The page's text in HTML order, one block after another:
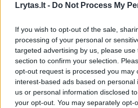
Lrytas.lt - Do Not Process My
If you wish to opt-out of the sale,
processing of your personal or
targeted advertising by us, please
section to confirm your selection.
opt-out request is processed you may
interest-based ads based on personal
us or personal information disclosed
your opt-out. You may separately opt-
Enesas Kanteris – red.)
vakarą sukėlė audrą JAV
pasaulyje.